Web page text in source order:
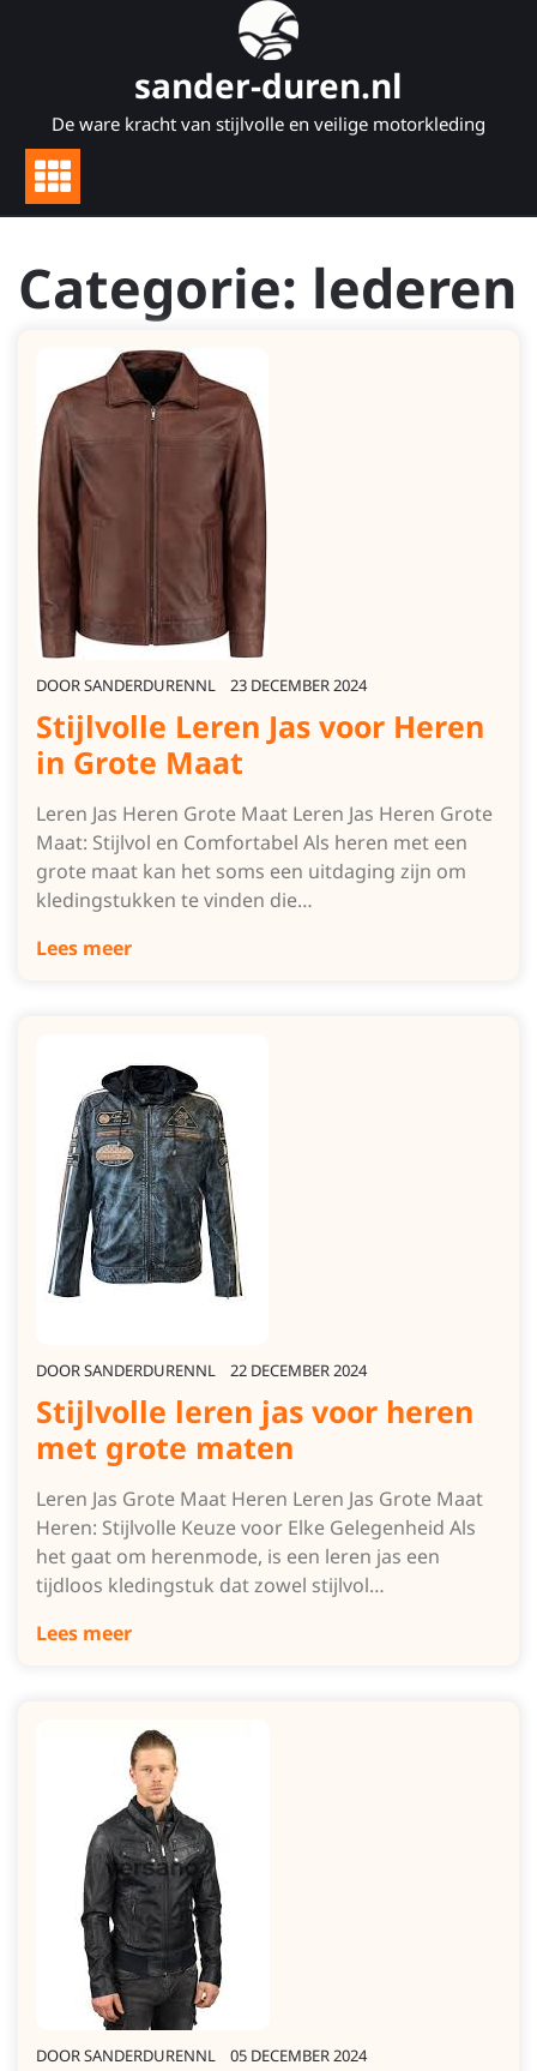
sander-duren.nl
De ware kracht van stijlvolle en veilige motorkleding
Categorie: lederen
DOORSANDERDURENNL 23 DECEMBER 2024
Stijlvolle Leren Jas voor Heren
in Grote Maat
Leren Jas Heren Grote Maat Leren Jas Heren Grote
Maat: Stijlvol en Comfortabel Als heren met een
grote maat kan het soms een uitdaging zijn om
kledingstukken te vinden die…
Lees meer
DOORSANDERDURENNL 22 DECEMBER 2024
Stijlvolle leren jas voor heren
met grote maten
Leren Jas Grote Maat Heren Leren Jas Grote Maat
Heren: Stijlvolle Keuze voor Elke Gelegenheid Als
het gaat om herenmode, is een leren jas een
tijdloos kledingstuk dat zowel stijlvol…
Lees meer
DOORSANDERDURENNL 05 DECEMBER 2024